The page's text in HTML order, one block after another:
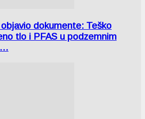
dokumente: Teško
tlo i PFAS u podzemnim